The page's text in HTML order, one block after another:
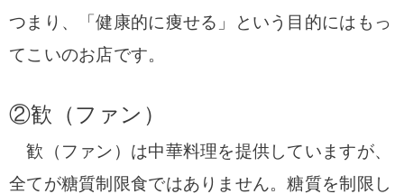
つまり、「健康的に痩せる」という目的にはもっ
てこいのお店です。
②歓（ファン）
歓（ファン）は中華料理を提供していますが、
全てが糖質制限食ではありません。糖質を制限し